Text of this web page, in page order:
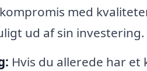
med
ud af sin investering.
Hvis du allerede har